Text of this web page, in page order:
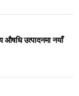
औषधि उत्पादनमा नयाँ